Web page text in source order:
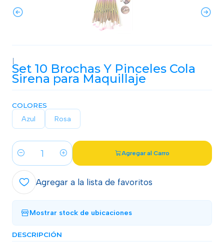
|
Set 10 Brochas Y Pinceles Cola
Sirena para Maquillaje
COLORES
Azul Rosa
Cantidad
Agregar al Carro
Agregar a la lista de favoritos
Mostrar stock de ubicaciones
DESCRIPCIÓN